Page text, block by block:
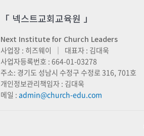
「 넥스트교회교육원 」
Next Institute for Church Leaders
사업장 : 히즈웨이 ｜ 대표자 : 김대욱
사업자등록번호 : 664-01-03278
주소: 경기도 성남시 수정구 수정로 316, 701호
개인정보관리책임자 : 김대욱
메일 : admin@church-edu.com